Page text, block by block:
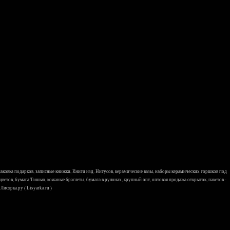
подарков, записные книжки, Книги изд. Нитусов, керамические вазы, наборы керамических горшков под
бумага Тишью, кожаные браслеты, бумага в рулонах, крупный опт, оптовая продажа открыток, пакетов -
( Lisyarka.ru )